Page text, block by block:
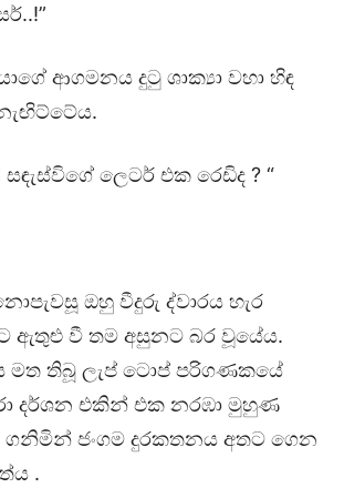
ආගමනය දුටු ශාක්‍යා වහා හිඳ
ලෙටර් එක රෙඩිද ? “
ඔහු වීදුරු ද්වාරය හැර
ඇතුළු වී තම අසුනට බර වූයේය.
මත තිබූ ලැප් ටොප් පරිගණකයේ
දර්ශන එකින් එක නරඹා මුහුණ
ජංගම දුරකතනය අතට ගෙන
.